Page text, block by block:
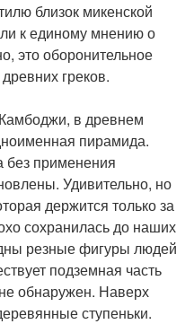
близок микенской
к единому мнению о
это оборонительное
греков.
в древнем
пирамида.
без применения
Удивительно, но
держится только за
сохранилась до наших
резные фигуры людей
подземная часть
обнаружен. Наверх
ступеньки.